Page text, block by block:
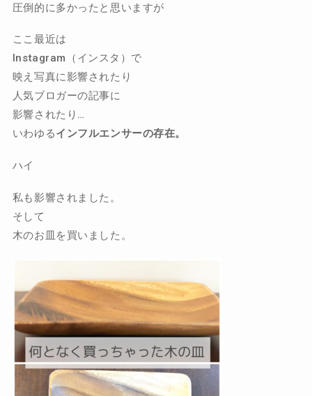
圧倒的に多かったと思いますが
ここ最近は
Instagram（インスタ）で
映え写真に影響されたり
人気ブロガーの記事に
影響されたり…
いわゆるインフルエンサーの存在。
ハイ
私も影響されました。
そして
木のお皿を買いました。